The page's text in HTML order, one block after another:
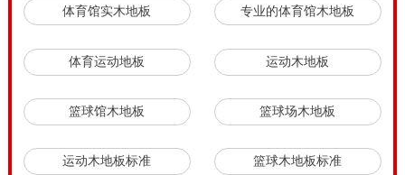
体育馆实木地板 专业的体育馆木地板
体育运动地板 运动木地板
篮球馆木地板 篮球场木地板
运动木地板标准 篮球木地板标准